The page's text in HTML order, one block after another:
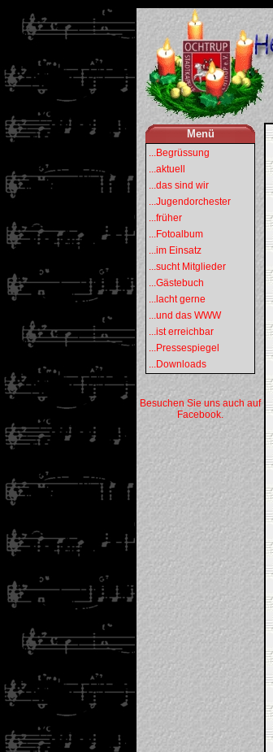
Menü
...Begrüssung
...aktuell
...das sind wir
...Jugendorchester
...früher
...Fotoalbum
...im Einsatz
...sucht Mitglieder
...Gästebuch
...lacht gerne
...und das WWW
...ist erreichbar
...Pressespiegel
...Downloads
Besuchen Sie uns auch auf
Facebook.